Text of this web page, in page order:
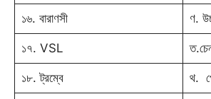
১৬. বারাণসী ণ.
১৭. VSL
১৮. ট্রম্বে থ.